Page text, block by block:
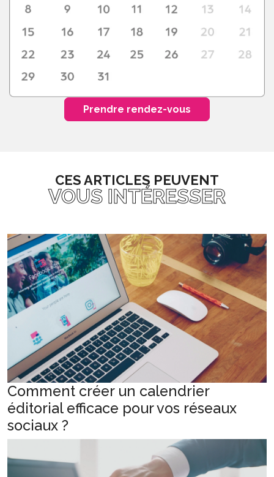
Prendre rendez-vous
CES ARTICLES PEUVENT
VOUS INTÉRESSER
Comment créer un calendrier
éditorial efficace pour vos réseaux
sociaux ?